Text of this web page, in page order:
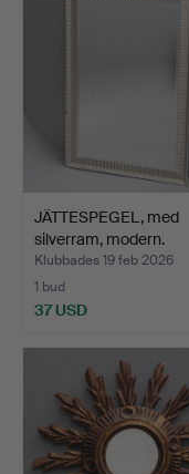
JÄTTESPEGEL, med
silverram, modern.
Klubbades 19 feb 2026
1 bud
37 USD